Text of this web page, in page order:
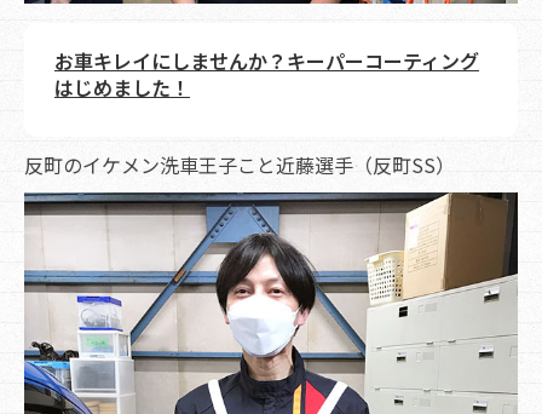
お車キレイにしませんか？キーパーコーティング
はじめました！
反町のイケメン洗車王子こと近藤選手（反町SS）